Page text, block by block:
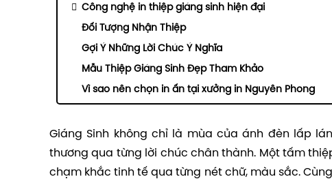
Công nghệ in thiệp giáng sinh hiện đại
Đối Tượng Nhận Thiệp
Gợi Ý Những Lời Chúc Ý Nghĩa
Mẫu Thiệp Giáng Sinh Đẹp Tham Khảo
Vì sao nên chọn in ấn tại xưởng in Nguyên Phong
Giáng Sinh không chỉ là mùa của ánh đèn lấp
thương qua từng lời chúc chân thành. Một tấm
chạm khắc tinh tế qua từng nét chữ, màu sắc.